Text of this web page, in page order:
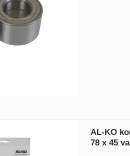
AL-KO
78 x 45